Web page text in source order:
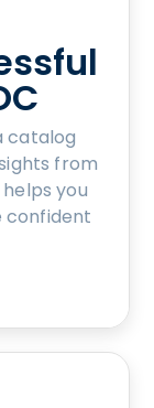
catalog
from
you
confident